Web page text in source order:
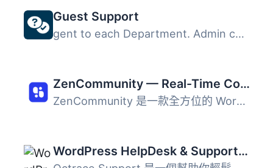
Guest Support
gent to each Department. Admin can see a list of all tick...
ZenCommunity — Real-Time Community Plugin with Messaging, Feeds, Live Chat & Support System
ZenCommunity 是一款全方位的 WordPress 社群外掛，整合了群...
WordPress HelpDesk & Support Ticket System Plugin – Octrace Support